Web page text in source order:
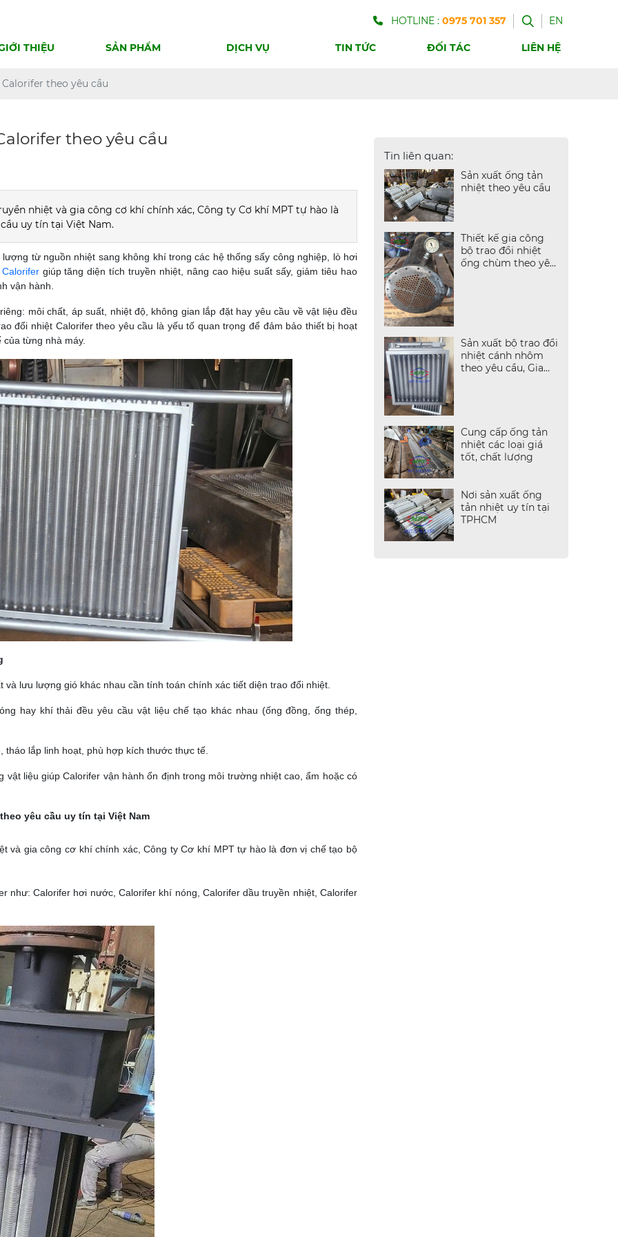
HOTLINE : 0975 701 357 EN
THIỆU SẢN PHẨM DỊCH VỤ TIN TỨC ĐỐI TÁC LIÊN HỆ
theo yêu cầu
theo yêu cầu
nhiệt và gia công cơ khí chính xác, Công ty Cơ khí MPT tự hào là
uy tín tại Việt Nam.
từ nguồn nhiệt sang không khí trong các hệ thống sấy công nghiệp, lò hơi
Calorifergiúp tăng diện tích truyền nhiệt, nâng cao hiệu suất sấy, giảm tiêu hao
vận hành.
môi chất, áp suất, nhiệt độ, không gian lắp đặt hay yêu cầu về vật liệu đều
đổi nhiệt Calorifer theo yêu cầu là yếu tố quan trọng để đảm bảo thiết bị hoạt
từng nhà máy.
lưu lượng gió khác nhau cần tính toán chính xác tiết diện trao đổi nhiệt.
hay khí thải đều yêu cầu vật liệu chế tạo khác nhau (ống đồng, ống thép,
tháo lắp linh hoạt, phù hợp kích thước thực tế.
liệu giúp Calorifer vận hành ổn định trong môi trường nhiệt cao, ẩm hoặc có
yêu cầu uy tín tại Việt Nam
và gia công cơ khí chính xác, Công ty Cơ khí MPT tự hào là đơn vị chế tạo bộ
như:Calorifer hơi nước, Calorifer khí nóng, Calorifer dầu truyền nhiệt,Calorifer
Tin liên quan:
Sản xuất ống tản
nhiệt theo yêu cầu
Thiết kế gia công
bộ trao đổi nhiệt
ống chùm theo yêu
Sản xuất bộ trao đổi
nhiệt cánh nhôm
theo yêu cầu, Gia
Cung cấp ống tản
nhiệt các loại giá
tốt, chất lượng
Nơi sản xuất ống
tản nhiệt uy tín tại
TPHCM